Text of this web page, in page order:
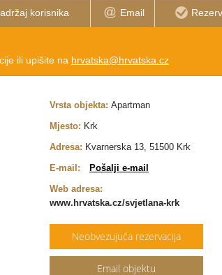
korisnika Email
ili upišite na hrvatska@hrvatska.cz
Vrsta objekta: Apartman
Mjesto: Krk
Adresa: Kvarnerska 13, 51500 Krk
E-mail:
Pošalji e-mail
Web adresa:
www.hrvatska.cz/svjetlana-krk
Neobvezujuća rezervacija
Email objektu